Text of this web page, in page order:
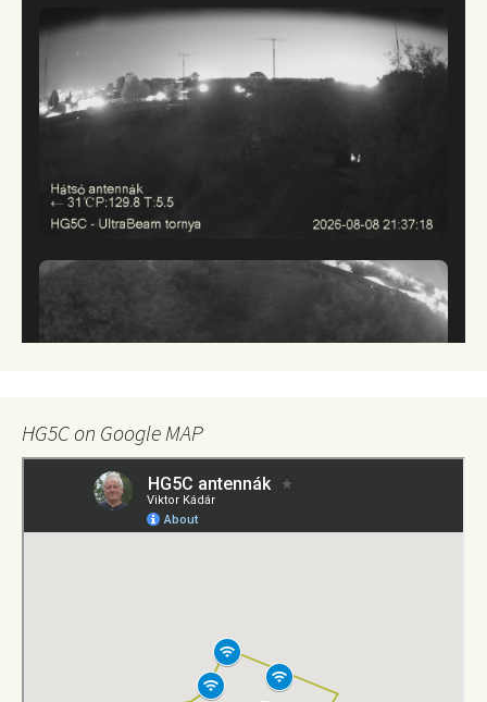
HG5C on Google MAP